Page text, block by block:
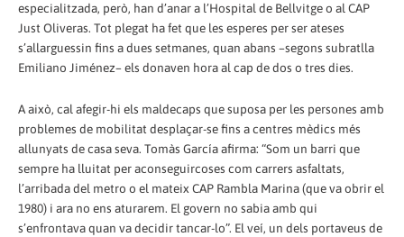
especialitzada, però, han d’anar a l’Hospital de Bellvitge o al CAP
Just Oliveras. Tot plegat ha fet que les esperes per ser ateses
s’allarguessin fins a dues setmanes, quan abans –segons subratlla
Emiliano Jiménez– els donaven hora al cap de dos o tres dies.
A això, cal afegir-hi els maldecaps que suposa per les persones amb
problemes de mobilitat desplaçar-se fins a centres mèdics més
allunyats de casa seva. Tomàs García afirma: “Som un barri que
sempre ha lluitat per aconseguircoses com carrers asfaltats,
l’arribada del metro o el mateix CAP Rambla Marina (que va obrir el
1980) i ara no ens aturarem. El govern no sabia amb qui
s’enfrontava quan va decidir tancar-lo”. El veí, un dels portaveus de